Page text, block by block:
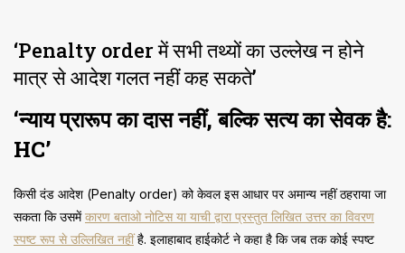
‘Penalty order में सभी तथ्यों का उल्लेख न होने
मात्र से आदेश गलत नहीं कह सकते’
‘न्याय प्रारूप का दास नहीं, बल्कि सत्य का सेवक है:
HC’
किसी दंड आदेश (Penalty order) को केवल इस आधार पर अमान्य नहीं ठहराया जा
सकता कि उसमेंकारण बताओ नोटिस या याची द्वारा प्रस्तुत लिखित उत्तर का विवरण
स्पष्ट रूप से उल्लिखित नहींहै. इलाहाबाद हाईकोर्ट ने कहा है कि जब तक कोई स्पष्ट